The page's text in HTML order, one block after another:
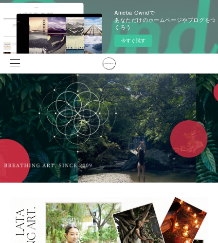
Ameba Owndで
あなただけのホームページやブログをつ
くろう
今すぐ試す